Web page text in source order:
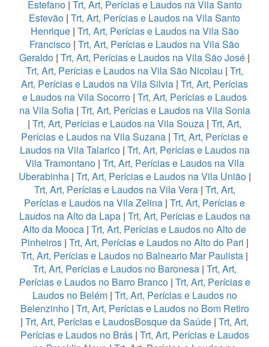
Estefano| Trt, Art, Perícias e Laudos na Vila Santo
Estevão | Trt, Art, Perícias e Laudos na Vila Santo
Henrique| Trt, Art, Perícias e Laudos na Vila São
Francisco | Trt, Art, Perícias e Laudos na Vila São
Geraldo | Trt, Art, Perícias e Laudos na Vila São José |
Trt, Art, Perícias e Laudos na Vila São Nicolau | Trt,
Art, Perícias e Laudos na Vila Silvia | Trt, Art, Perícias
e Laudos na Vila Socorro | Trt, Art, Perícias e Laudos
na Vila Sofia| Trt, Art, Perícias e Laudos na Vila Sonia
| Trt, Art, Perícias e Laudos na Vila Souza | Trt, Art,
Perícias e Laudos na Vila Suzana | Trt, Art, Perícias e
Laudos na Vila Talarico| Trt, Art, Perícias e Laudos na
Vila Tramontano| Trt, Art, Perícias e Laudos na Vila
Uberabinha| Trt, Art, Perícias e Laudos na Vila União|
Trt, Art, Perícias e Laudos na Vila Vera| Trt, Art,
Perícias e Laudos na Vila Zelina | Trt, Art, Perícias e
Laudos na Alto da Lapa| Trt, Art, Perícias e Laudos na
Alto da Mooca | Trt, Art, Perícias e Laudos no Alto de
Pinheiros| Trt, Art, Perícias e Laudos no Alto do Pari |
Trt, Art, Perícias e Laudos no Balneario Mar Paulista |
Trt, Art, Perícias e Laudos no Baronesa| Trt, Art,
Perícias e Laudos no Barro Branco| Trt, Art, Perícias e
Laudos no Belém| Trt, Art, Perícias e Laudos no
Belenzinho| Trt, Art, Perícias e Laudos no Bom Retiro
| Trt, Art, Perícias e LaudosBosque da Saúde | Trt, Art,
Perícias e Laudos no Brás| Trt, Art, Perícias e Laudos